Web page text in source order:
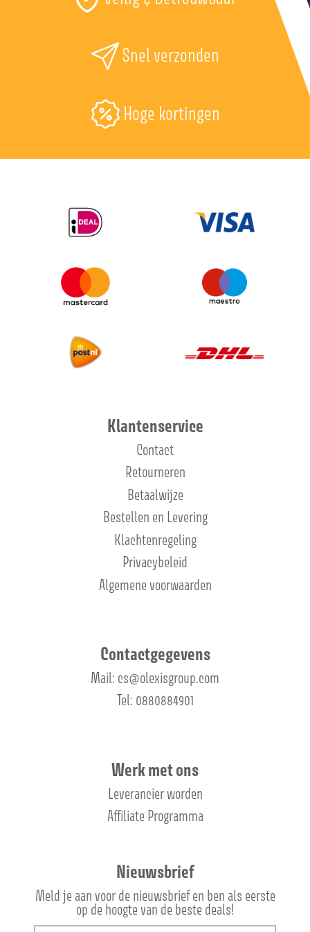
Snel verzonden
Hoge kortingen
Klantenservice
Contact
Retourneren
Betaalwijze
Bestellen en Levering
Klachtenregeling
Privacybeleid
Algemene voorwaarden
Contactgegevens
Mail: cs@olexisgroup.com
Tel: 0880884901
Werk met ons
Leverancier worden
Affiliate Programma
Nieuwsbrief
Meld je aan voor de nieuwsbrief en ben als eerste
op de hoogte van de beste deals!